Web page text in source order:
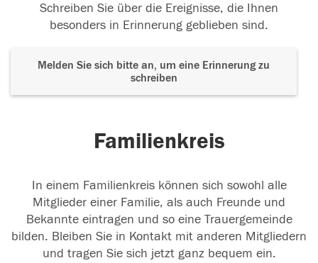
Schreiben Sie über die Ereignisse, die Ihnen
besonders in Erinnerung geblieben sind.
Melden Sie sich bitte an, um eine Erinnerung zu
schreiben
Familienkreis
In einem Familienkreis können sich sowohl alle
Mitglieder einer Familie, als auch Freunde und
Bekannte eintragen und so eine Trauergemeinde
bilden. Bleiben Sie in Kontakt mit anderen Mitgliedern
und tragen Sie sich jetzt ganz bequem ein.